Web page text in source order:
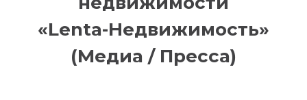
«Lenta-Недвижимость»
(Медиа / Пресса)